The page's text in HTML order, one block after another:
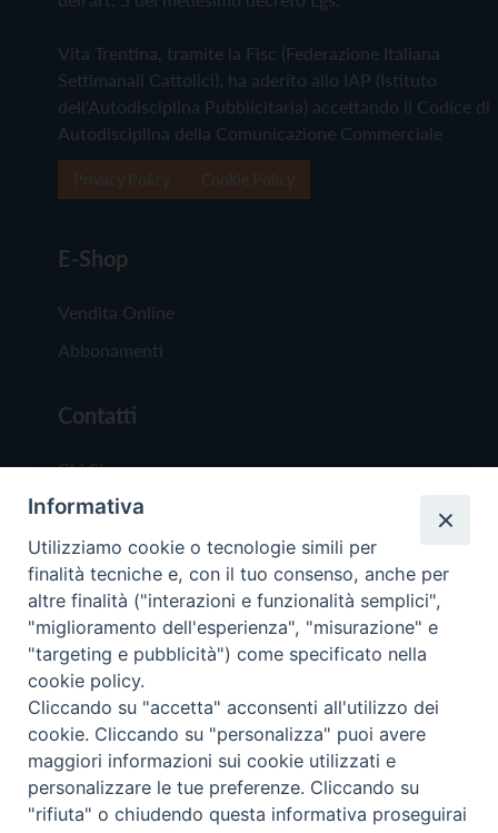
Vita Trentina, tramite la Fisc (Federazione Italiana
Settimanali Cattolici), ha aderito allo IAP (Istituto
dell'Autodisciplina Pubblicitaria) accettando il Codice di
Autodisciplina della Comunicazione Commerciale
E-Shop
Vendita Online
Abbonamenti
Contatti
Chi Siamo
Redazione
Scrivici
Copyright © 2019 - Tutti i diritti riservati - Vita
Trentina Editrice
Privacy Policy
Torna
Informativa
Utilizziamo cookie o tecnologie simili per
finalità tecniche e, con il tuo consenso, anche per
altre finalità ("interazioni e funzionalità semplici",
"miglioramento dell'esperienza", "misurazione" e
"targeting e pubblicità") come specificato nella
cookie policy.
Cliccando su "accetta" acconsenti all'utilizzo dei
cookie. Cliccando su "personalizza" puoi avere
maggiori informazioni sui cookie utilizzati e
personalizzare le tue preferenze. Cliccando su
"rifiuta" o chiudendo questa informativa proseguirai